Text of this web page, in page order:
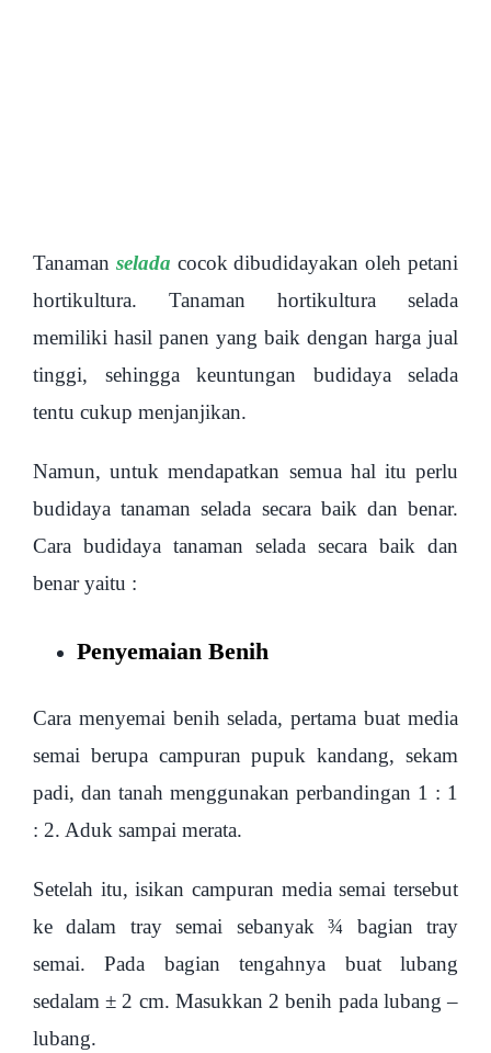
Tanaman selada cocok dibudidayakan oleh petani
hortikultura. Tanaman hortikultura selada
memiliki hasil panen yang baik dengan harga jual
tinggi, sehingga keuntungan budidaya selada
tentu cukup menjanjikan.
Namun, untuk mendapatkan semua hal itu perlu
budidaya tanaman selada secara baik dan benar.
Cara budidaya tanaman selada secara baik dan
benar yaitu :
Penyemaian Benih
Cara menyemai benih selada, pertama buat media
semai berupa campuran pupuk kandang, sekam
padi, dan tanah menggunakan perbandingan 1 : 1
: 2. Aduk sampai merata.
Setelah itu, isikan campuran media semai tersebut
ke dalam tray semai sebanyak ¾ bagian tray
semai. Pada bagian tengahnya buat lubang
sedalam ± 2 cm. Masukkan 2 benih pada lubang –
lubang.